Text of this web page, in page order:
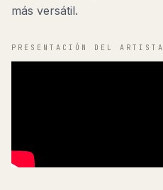
más versátil.
PRESENTACIÓN DEL ARTISTA